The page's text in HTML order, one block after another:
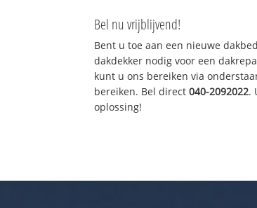
Bel nu vrijblijvend!
Bent u toe aan een nieuwe
dakdekker nodig voor een
kunt u ons bereiken via
bereiken. Bel direct040-2092022.
oplossing!